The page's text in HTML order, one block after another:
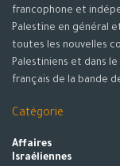
francophone et
Palestine en général
toutes les nouvelles
Palestiniens et dans
français de la bande
Catégorie
Affaires
Israéliennes